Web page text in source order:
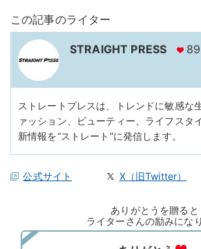
この記事のライター
STRAIGHT PRESS
ストレートプレスは、トレンドに敏感な
ァッション、ビューティー、ライフスタ
新情報を“ストレート”に発信します。
公式サイト X（旧Twitter）
ありがとうを贈ると
ライターさんの励みにな